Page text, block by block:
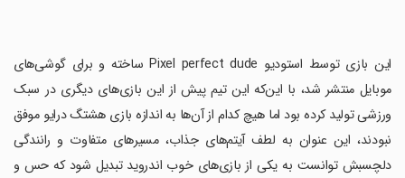
‏این بازی توسط استودیو Pixel perfect dude ساخته و برای گوشی‌های
موبایل منتشر شد، با این‌که این تیم پیش از این بازی‌های دیگری در سبک
ورزشی تولید کرده بود اما هیچ کدام از آن‌ها به اندازه بازی هشتگ درایو موفق
نبودند، این عنوان به لطف آیتم‌های جذاب، مسیرهای متفاوت و رانندگی
دلچسبش توانست به یکی از بازی‌های خوب اندروید تبدیل شود که حس و